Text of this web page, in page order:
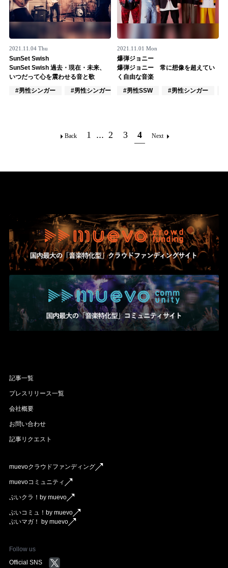
ぶいクラ！by muevo
ぶいコミュ！by muevo
ぶいマガ！ by muevo
Follow us
2021.11.04 Thu
SunSet Swish
SunSet Swish 過去・現在・未来、
いつだって心を震わせる音と歌
#男性シンガー
#男性シンガーグループ #インディーズ
2021.11.01 Mon
爆弾ジョニー
爆弾ジョニー 常に想像を超えてい
く自由な音楽
#男性SSW
#男性シンガー
Back 1 ... 2 3 4 Next
記事一覧
プレスリリース一覧
会社概要
お問い合わせ
記事リクエスト
muevoクラウドファンディング
muevoコミュニティ
ぶいクラ！by muevo
ぶいコミュ！by muevo
ぶいマガ！ by muevo
Follow us
Official SNS